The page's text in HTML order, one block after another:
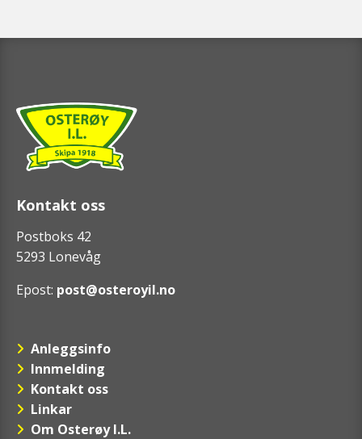
Kontakt oss
Postboks 42
5293 Lonevåg
Epost: post@osteroyil.no
Anleggsinfo
Innmelding
Kontakt oss
Linkar
Om Osterøy I.L.